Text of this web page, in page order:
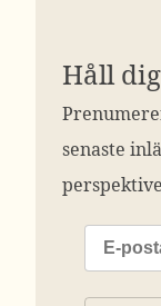
Håll
senaste